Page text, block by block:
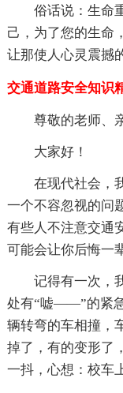
俗话说：生命
己，为了您的生命
让那使人心灵震撼
交通道路安全知识
尊敬的老师、
大家好！
在现代社会，
一个不容忽视的问
有些人不注意交通
可能会让你后悔一
记得有一次，
处有“嘘——”的紧
辆转弯的车相撞，
掉了，有的变形了
一抖，心想：校车